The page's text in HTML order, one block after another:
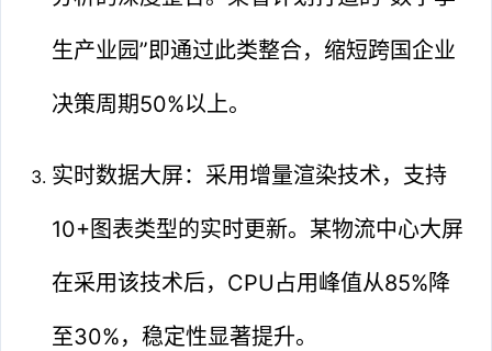
生产业园”即通过此类整合，缩短跨国企业
决策周期50%以上。
实时数据大屏：采用增量渲染技术，支持
10+图表类型的实时更新。某物流中心大屏
在采用该技术后，CPU占用峰值从85%降
至30%，稳定性显著提升。